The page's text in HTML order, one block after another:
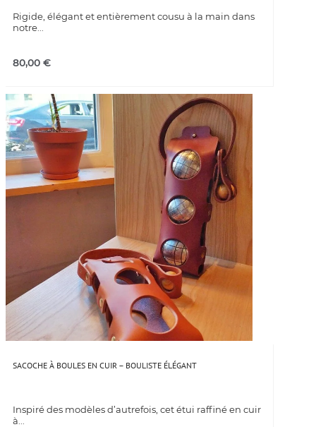
Rigide, élégant et entièrement cousu à la main dans
notre...
80,00 €
SACOCHE À BOULES EN CUIR – BOULISTE ÉLÉGANT
Inspiré des modèles d’autrefois, cet étui raffiné en cuir
à...